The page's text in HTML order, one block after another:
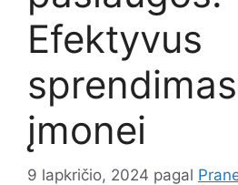
Efektyvus
įmonei
9 lapkričio, 2024 pagal